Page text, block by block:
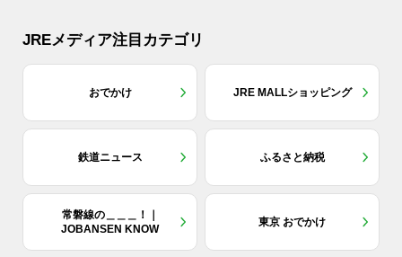
JREメディア注目カテゴリ
おでかけ JRE MALLショッピング
鉄道ニュース ふるさと納税
常磐線の＿＿＿！｜
JOBANSEN KNOW
東京 おでかけ